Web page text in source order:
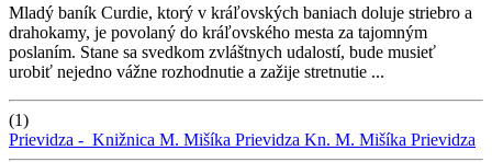
Mladý baník Curdie, ktorý v kráľovských baniach doluje striebro a
drahokamy, je povolaný do kráľovského mesta za tajomným
poslaním. Stane sa svedkom zvláštnych udalostí, bude musieť
urobiť nejedno vážne rozhodnutie a zažije stretnutie ...
(1)
Prievidza - Knižnica M. Mišíka Prievidza Kn. M. Mišíka Prievidza